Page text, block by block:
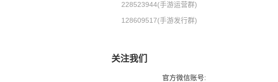
228523944(手游运营群)
128609517(手游发行群)
关注我们
官方微信账号: